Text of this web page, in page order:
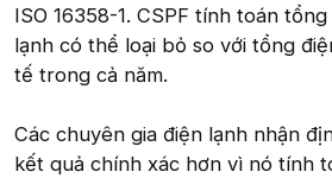
ISO 16358-1. CSPF tính toán
lạnh có thể loại bỏ so với tổng
tế trong cả năm.
Các chuyên gia điện lạnh nhận
kết quả chính xác hơn vì nó tính